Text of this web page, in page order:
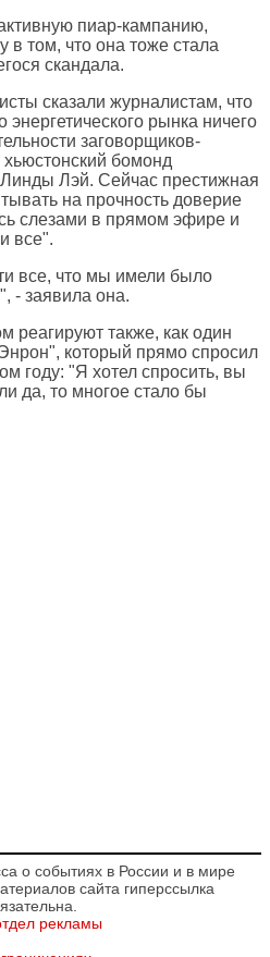
пиар-кампанию,
в том, что она тоже стала
скандала.
сказали журналистам, что
энергетического рынка ничего
заговорщиков-
бомонд
Лэй. Сейчас престижная
на прочность доверие
слезами в прямом эфире и
все".
все, что мы имели было
- заявила она.
реагируют также, как один
который прямо спросил
году: "Я хотел спросить, вы
да, то многое стало бы
о событиях в России и в мире
сайта гиперссылка
рекламы